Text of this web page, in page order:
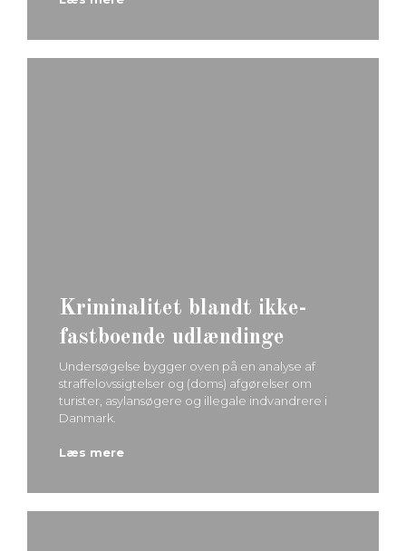
Kriminalitet blandt ikke-
fastboende udlændinge
Undersøgelse bygger oven på en analyse af
straffelovssigtelser og (doms) afgørelser om
turister, asylansøgere og illegale indvandrere i
Danmark.
Læs mere